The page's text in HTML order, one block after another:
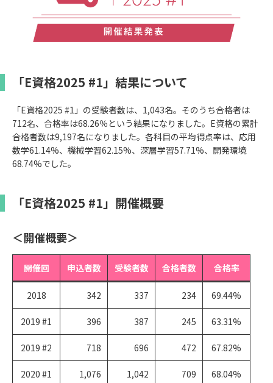
「E資格2025 #1」結果について
「E資格2025 #1」の受験者数は、1,043名。そのうち合格者は
712名、合格率は68.26％という結果になりました。E資格の累計
合格者数は9,197名になりました。各科目の平均得点率は、応用
数学61.14%、機械学習62.15%、深層学習57.71%、開発環境
68.74%でした。
「E資格2025 #1」開催概要
＜開催概要＞
開催回 申込者数 受験者数 合格者数 合格率
2018 342 337 234 69.44%
2019 #1 396 387 245 63.31%
2019 #2 718 696 472 67.82%
2020 #1 1,076 1,042 709 68.04%